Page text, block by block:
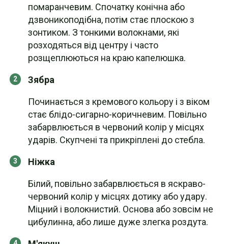
помаранчевим. Спочатку конічна або
дзвоникоподібна, потім стає плоскою з
зонтиком. З тонкими волокнами, які
розходяться від центру і часто
розщеплюються на краю капелюшка.
Зябра
Починається з кремового кольору і з віком
стає блідо-сигарно-коричневим. Повільно
забарвлюється в червоний колір у місцях
ударів. Скупчені та прикріплені до стебла.
Ніжка
Білий, повільно забарвлюється в яскраво-
червоний колір у місцях дотику або удару.
Міцний і волокнистий. Основа або зовсім не
цибулинна, або лише дуже злегка роздута.